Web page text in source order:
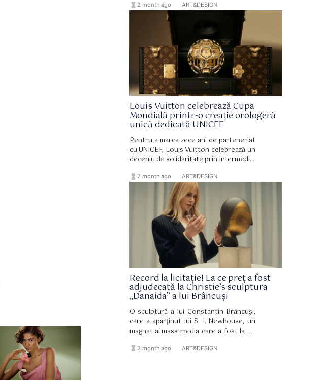
Leguéreau (decedat la sfârșitul anului
2024), își va prelua funcția în octombrie
hourglass_full 2 month ago ART&DESIGN
Louis Vuitton celebrează Cupa
Mondială printr-o creație orologeră
unică dedicată UNICEF
Pentru a marca zece ani de parteneriat
cu UNICEF, Louis Vuitton celebrează un
deceniu de solidaritate prin intermediul
excepțională a obiectului Louis Vuitton
Unity Time, ale cărui venituri vor fi
donate organizației.
hourglass_full 2 month ago ART&DESIGN
Record la licitație! La ce preț a fost
adjudecată la Christie’s sculptura
„Danaida” a lui Brâncuși
O sculptură a lui Constantin Brâncuşi,
care a aparţinut lui S. I. Newhouse, un
magnat al mass-media care a fost la un
colecţionari de artă din lume, s-a vândut
hourglass_full 3 month ago ART&DESIGN